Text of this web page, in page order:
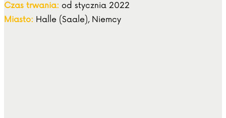
Czas trwania: od stycznia 2022
Miasto: Halle (Saale), Niemcy